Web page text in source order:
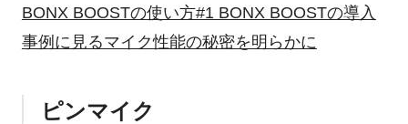
BONX BOOSTの使い方#1 BONX BOOSTの導入
事例に見るマイク性能の秘密を明らかに
ピンマイク